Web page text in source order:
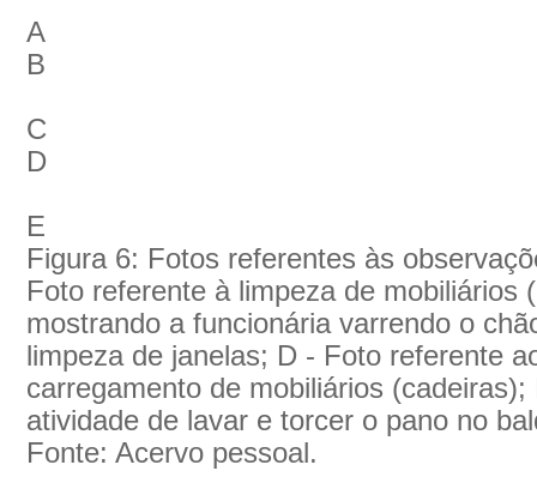
A
B
C
D
E
Figura 6: Fotos referentes às
Foto referente à limpeza de mobiliários
mostrando a funcionária varrendo o
limpeza de janelas; D - Foto referente
carregamento de mobiliários
atividade de lavar e torcer o pano no
Fonte: Acervo pessoal.